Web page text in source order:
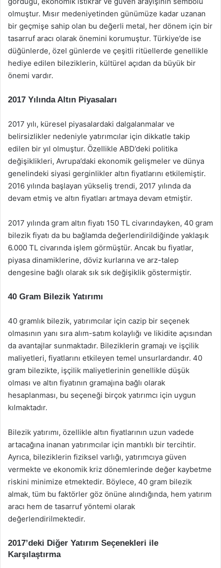
olmuştur. Mısır medeniyetinden günümüze kadar uzanan
bir geçmişe sahip olan bu değerli metal, her dönem için bir
tasarruf aracı olarak önemini korumuştur. Türkiye’de ise
düğünlerde, özel günlerde ve çeşitli ritüellerde genellikle
hediye edilen bileziklerin, kültürel açıdan da büyük bir
önemi vardır.
2017 Yılında Altın Piyasaları
2017 yılı, küresel piyasalardaki dalgalanmalar ve
belirsizlikler nedeniyle yatırımcılar için dikkatle takip
edilen bir yıl olmuştur. Özellikle ABD’deki politika
değişiklikleri, Avrupa’daki ekonomik gelişmeler ve dünya
genelindeki siyasi gerginlikler altın fiyatlarını etkilemiştir.
2016 yılında başlayan yükseliş trendi, 2017 yılında da
devam etmiş ve altın fiyatları artmaya devam etmiştir.
2017 yılında gram altın fiyatı 150 TL civarındayken, 40 gram
bilezik fiyatı da bu bağlamda değerlendirildiğinde yaklaşık
6.000 TL civarında işlem görmüştür. Ancak bu fiyatlar,
piyasa dinamiklerine, döviz kurlarına ve arz-talep
dengesine bağlı olarak sık sık değişiklik göstermiştir.
40 Gram Bilezik Yatırımı
40 gramlık bilezik, yatırımcılar için cazip bir seçenek
olmasının yanı sıra alım-satım kolaylığı ve likidite açısından
da avantajlar sunmaktadır. Bileziklerin gramajı ve işçilik
maliyetleri, fiyatlarını etkileyen temel unsurlardandır. 40
gram bilezikte, işçilik maliyetlerinin genellikle düşük
olması ve altın fiyatının gramajına bağlı olarak
hesaplanması, bu seçeneği birçok yatırımcı için uygun
kılmaktadır.
Bilezik yatırımı, özellikle altın fiyatlarının uzun vadede
artacağına inanan yatırımcılar için mantıklı bir tercihtir.
Ayrıca, bileziklerin fiziksel varlığı, yatırımcıya güven
vermekte ve ekonomik kriz dönemlerinde değer kaybetme
riskini minimize etmektedir. Böylece, 40 gram bilezik
almak, tüm bu faktörler göz önüne alındığında, hem yatırım
aracı hem de tasarruf yöntemi olarak
değerlendirilmektedir.
2017’deki Diğer Yatırım Seçenekleri ile
Karşılaştırma